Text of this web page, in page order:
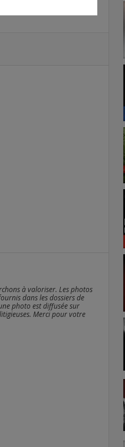
à valoriser. Les photos
dans les dossiers de
photo est diffusée sur
Merci pour votre